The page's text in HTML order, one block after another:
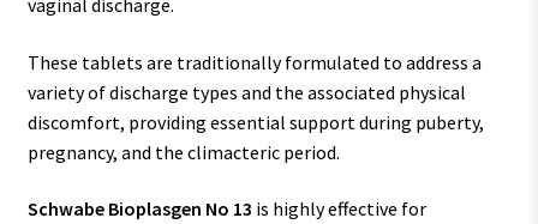
vaginal discharge.
These tablets are traditionally formulated to address a
variety of discharge types and the associated physical
discomfort, providing essential support during puberty,
pregnancy, and the climacteric period.
Schwabe Bioplasgen No 13 is highly effective for